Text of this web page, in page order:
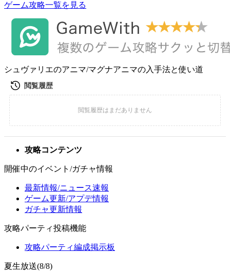
ゲーム攻略一覧を見る
シュヴァリエのアニマ/マグナアニマの入手法と使い道
攻略コンテンツ
開催中のイベント/ガチャ情報
最新情報/ニュース速報
ゲーム更新/アプデ情報
ガチャ更新情報
攻略パーティ投稿機能
攻略パーティ編成掲示板
夏生放送(8/8)